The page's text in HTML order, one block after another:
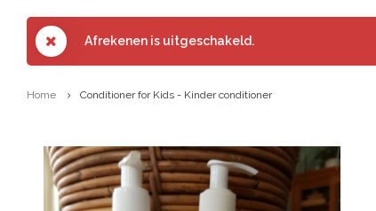
Afrekenen is uitgeschakeld.
Home Conditioner for Kids - Kinder conditioner